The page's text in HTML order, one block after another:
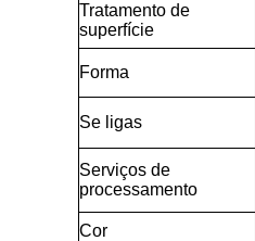
Tratamento de
superfície
Forma
Se ligas
Serviços de
processamento
Cor